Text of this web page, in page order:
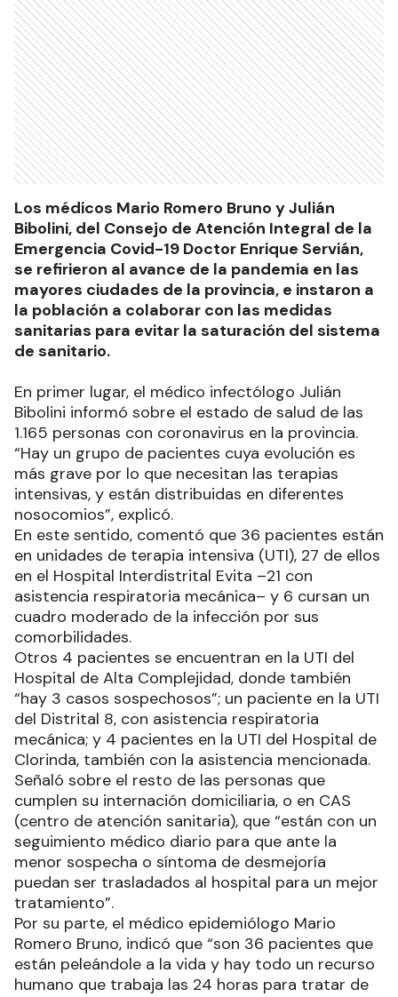
Los médicos Mario Romero Bruno y Julián
Bibolini, del Consejo de Atención Integral de la
Emergencia Covid-19 Doctor Enrique Servián,
se refirieron al avance de la pandemia en las
mayores ciudades de la provincia, e instaron a
la población a colaborar con las medidas
sanitarias para evitar la saturación del sistema
de sanitario.
En primer lugar, el médico infectólogo Julián
Bibolini informó sobre el estado de salud de las
1.165 personas con coronavirus en la provincia.
“Hay un grupo de pacientes cuya evolución es
más grave por lo que necesitan las terapias
intensivas, y están distribuidas en diferentes
nosocomios”, explicó.
En este sentido, comentó que 36 pacientes están
en unidades de terapia intensiva (UTI), 27 de ellos
en el Hospital Interdistrital Evita –21 con
asistencia respiratoria mecánica– y 6 cursan un
cuadro moderado de la infección por sus
comorbilidades.
Otros 4 pacientes se encuentran en la UTI del
Hospital de Alta Complejidad, donde también
“hay 3 casos sospechosos”; un paciente en la UTI
del Distrital 8, con asistencia respiratoria
mecánica; y 4 pacientes en la UTI del Hospital de
Clorinda, también con la asistencia mencionada.
Señaló sobre el resto de las personas que
cumplen su internación domiciliaria, o en CAS
(centro de atención sanitaria), que “están con un
seguimiento médico diario para que ante la
menor sospecha o síntoma de desmejoría
puedan ser trasladados al hospital para un mejor
tratamiento”.
Por su parte, el médico epidemiólogo Mario
Romero Bruno, indicó que “son 36 pacientes que
están peleándole a la vida y hay todo un recurso
humano que trabaja las 24 horas para tratar de